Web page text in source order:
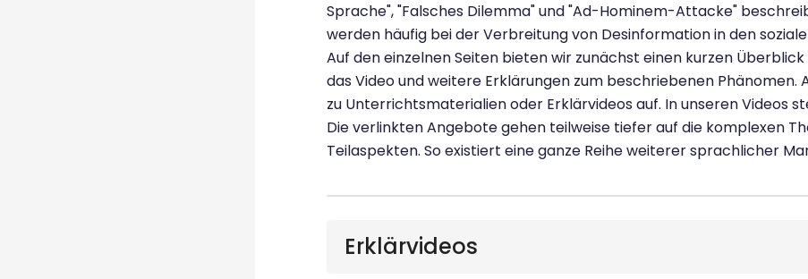
Sprache", "Falsches Dilemma" und "Ad-Hominem-Attacke"
werden häufig bei der Verbreitung von Desinformation in den
Auf den einzelnen Seiten bieten wir zunächst einen kurzen
das Video und weitere Erklärungen zum beschriebenen
zu Unterrichtsmaterialien oder Erklärvideos auf. In unseren Videos
Die verlinkten Angebote gehen teilweise tiefer auf die komplexen
Teilaspekten. So existiert eine ganze Reihe weiterer sprachlicher
Erklärvideos